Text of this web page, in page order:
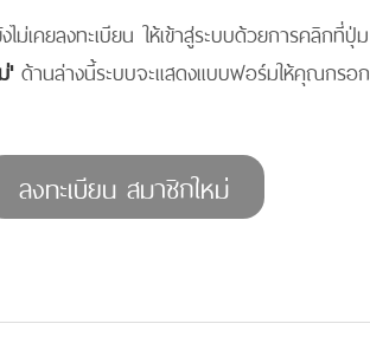
ม่เคยลงทะเบียน ให้เข้าสู่ระบบด้วยการคลิกที่ปุ่ม
'ด้านล่างนี้ระบบจะแสดงแบบฟอร์มให้คุณกรอก